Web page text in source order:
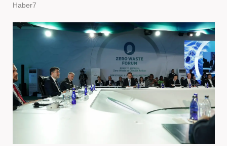
Haber7